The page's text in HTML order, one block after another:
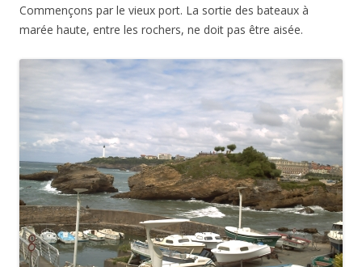
Commençons par le vieux port. La sortie des bateaux à
marée haute, entre les rochers, ne doit pas être aisée.